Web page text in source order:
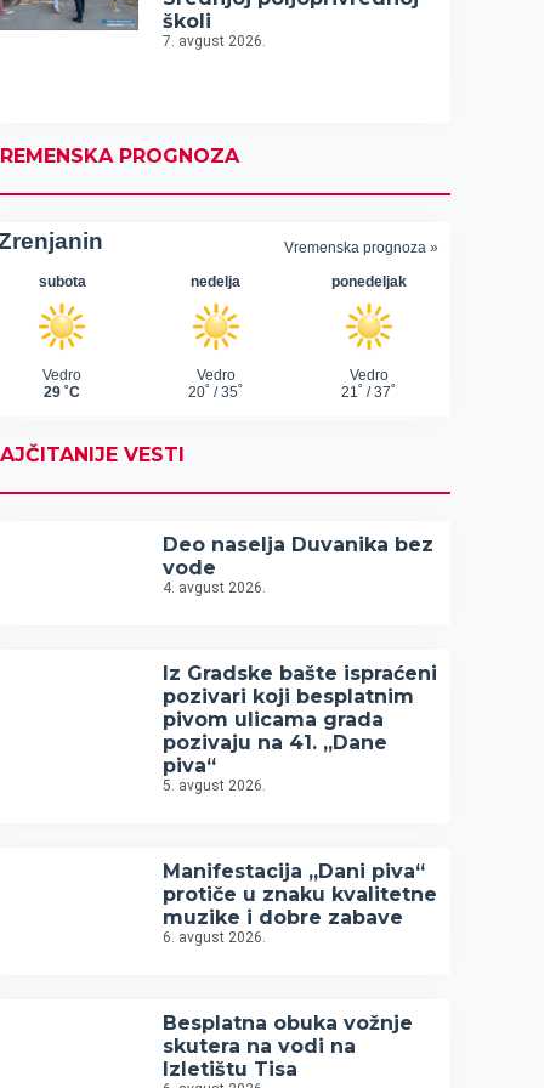
školi
7. avgust 2026.
PROGNOZA
VESTI
Deo naselja Duvanika bez
vode
4. avgust 2026.
Iz Gradske bašte ispraćeni
pozivari koji besplatnim
pivom ulicama grada
pozivaju na 41. „Dane
piva“
5. avgust 2026.
Manifestacija „Dani piva“
protiče u znaku kvalitetne
muzike i dobre zabave
6. avgust 2026.
Besplatna obuka vožnje
skutera na vodi na
Izletištu Tisa